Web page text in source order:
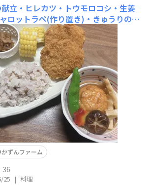
立・ヒレカツ・トウモロコシ・生姜
ロットラペ(作り置き)・きゅうりの塩
・魚河岸揚げと筍の炊き合わせ
かずんファーム
36
25 | 料理